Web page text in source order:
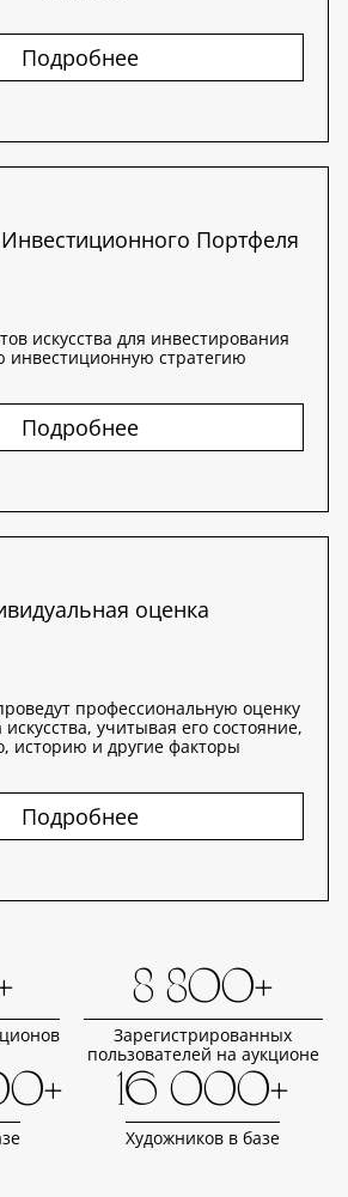
Подробнее
Портфеля
искусства для инвестирования
инвестиционную стратегию
Подробнее
оценка
профессиональную оценку
учитывая его состояние,
историю и другие факторы
Подробнее
8 800+
Зарегистрированных
пользователей на аукционе
16 000+
Художников в базе